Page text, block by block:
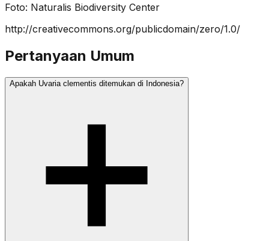
Foto: Naturalis Biodiversity Center
http://creativecommons.org/publicdomain/zero/1.0/
Pertanyaan Umum
Apakah Uvaria clementis ditemukan di Indonesia?